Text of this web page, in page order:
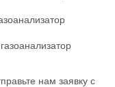
нам заявку с